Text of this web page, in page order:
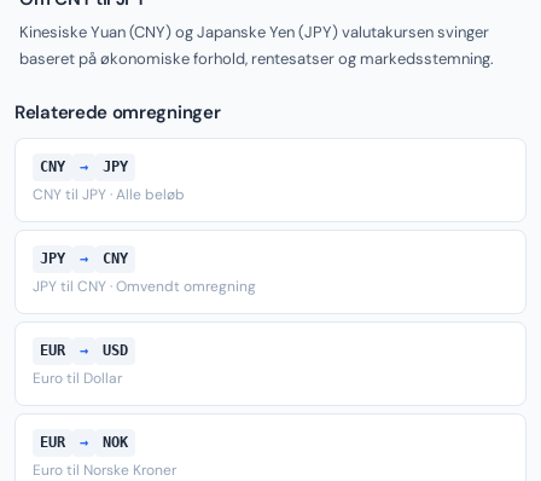
Kinesiske Yuan (CNY) og Japanske Yen (JPY) valutakursen svinger
baseret på økonomiske forhold, rentesatser og markedsstemning.
Relaterede omregninger
CNY → JPY
CNY til JPY · Alle beløb
JPY → CNY
JPY til CNY · Omvendt omregning
EUR → USD
Euro til Dollar
EUR → NOK
Euro til Norske Kroner